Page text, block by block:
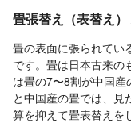
畳張替え（表替え
畳の表面に張られてい
です。畳は日本古来の
は畳の7〜8割が中国
と中国産の畳では、見
算を抑えて畳表替えを